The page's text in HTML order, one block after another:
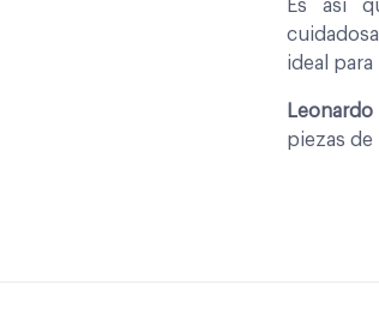
Es asi
ideal
piezas